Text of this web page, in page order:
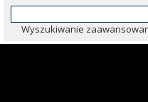
Wyszukiwanie